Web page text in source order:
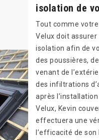
isolation de
Tout comme
Velux doit assurer
isolation afin de
des poussières,
venant de
des infiltrations
après
Velux, Kevin
effectuera une
l’efficacité de son